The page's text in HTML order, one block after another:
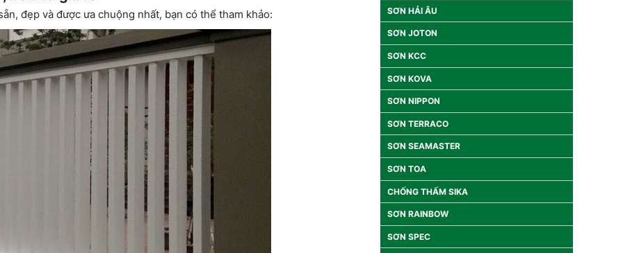
đẹp và được ưa chuộng nhất, bạn có thể tham khảo: SƠN HẢI ÂU
SƠN JOTON
SƠN KCC
SƠN KOVA
SƠN NIPPON
SƠN TERRACO
SƠN SEAMASTER
SƠN TOA
CHỐNG THẤM SIKA
SƠN RAINBOW
SƠN SPEC